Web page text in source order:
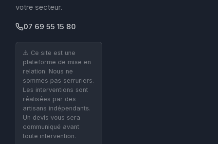
votre secteur.
07 69 55 15 80
⚠️ Ce site est une
plateforme de mise en
relation. Nous ne
sommes pas serruriers.
Les interventions sont
réalisées par des
artisans indépendants.
Un devis vous sera
communiqué avant
toute intervention.